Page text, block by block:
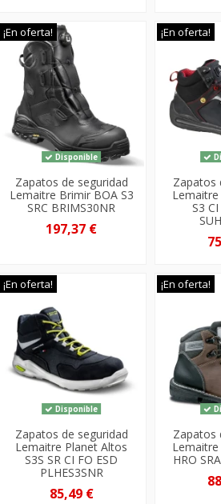
¡En oferta!
Disponible
Zapatos de seguridad
Lemaitre Brimir BOA S3
SRC BRIMS30NR
197,37 €
¡En oferta!
Zapatos
Lemaitre
S3 CI
¡En oferta!
Disponible
Zapatos de seguridad
Lemaitre Planet Altos
S3S SR CI FO ESD
PLHES3SNR
85,49 €
¡En oferta!
Zapatos
Lemaitre
HRO